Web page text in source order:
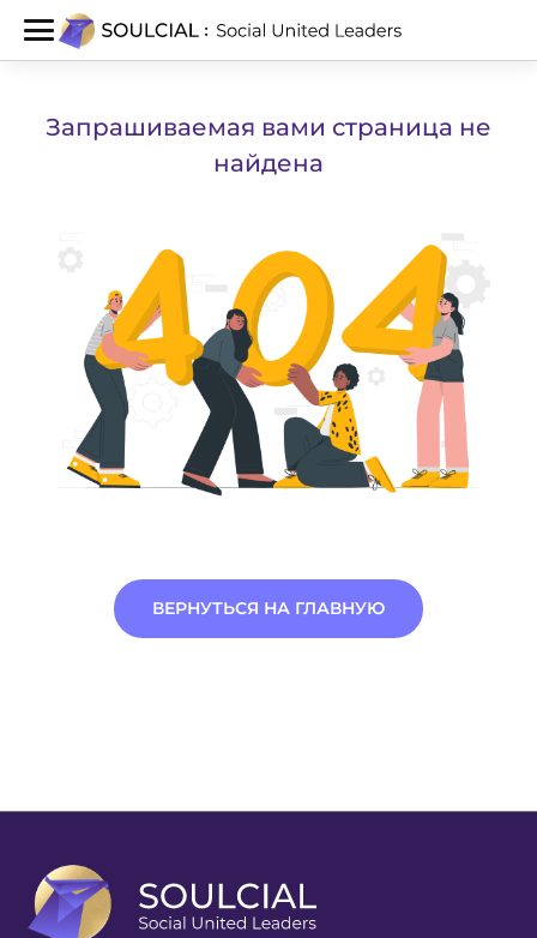
Запрашиваемая вами страница не
найдена
ВЕРНУТЬСЯ НА ГЛАВНУЮ